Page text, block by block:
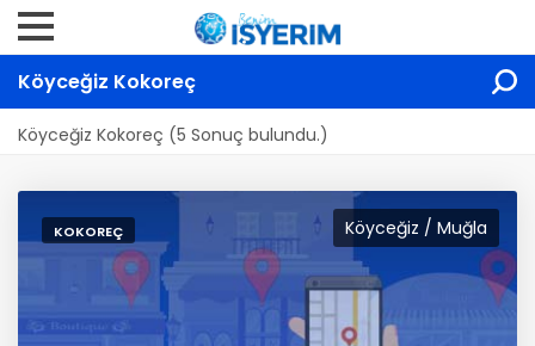
Köyceğiz Kokoreç
Köyceğiz Kokoreç (5 Sonuç bulundu.)
Köyceğiz / Muğla
KOKOREÇ